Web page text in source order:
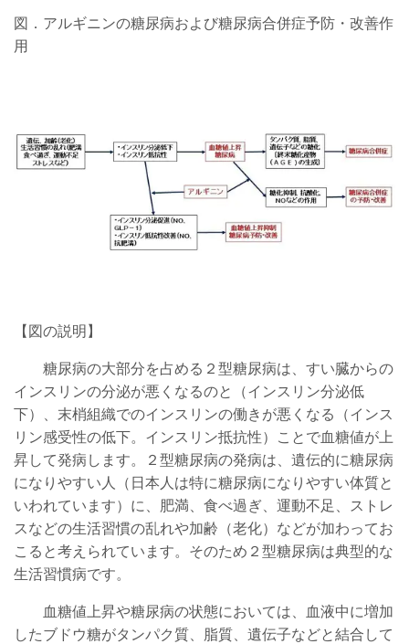
図．アルギニンの糖尿病および糖尿病合併症予防・改善作
用
【図の説明】
糖尿病の大部分を占める ２型糖尿病は、すい臓からの
インスリンの分泌が悪くなるのと（インスリン分泌低
下）、末梢組織でのインスリンの働きが悪くなる（インス
リン感受性の低下。インスリン抵抗性）ことで血糖値が上
昇して発病します。
２型糖尿病の発病は、遺伝的に糖尿病
になりやすい人（日本人は特に糖尿病になりやすい体質と
いわれています）に、肥満、食べ過ぎ、運動不足、ストレ
スなどの生活習慣の乱れや加齢（老化）などが加わってお
こると考えられています。そのため２型糖尿病は典型的な
生活習慣病です。
血糖値上昇や糖尿病の状態においては、血液中に増加
したブドウ糖がタンパク質、脂質、遺伝子などと結合して